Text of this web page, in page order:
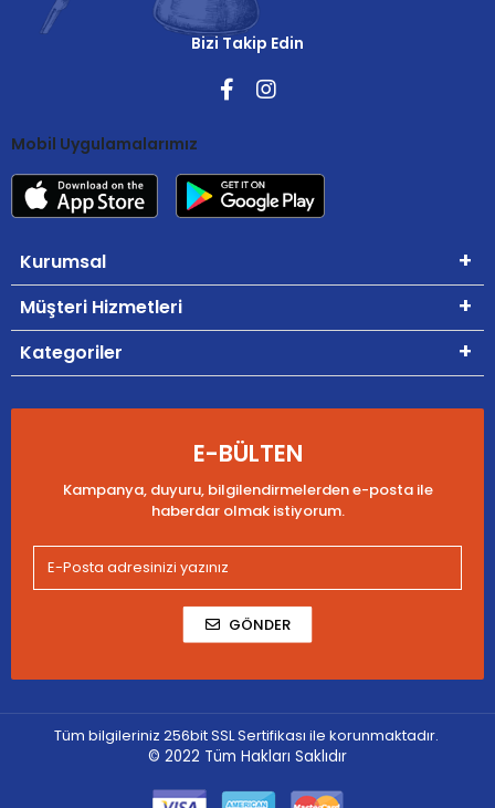
Bizi Takip Edin
Mobil Uygulamalarımız
Kurumsal
Müşteri Hizmetleri
Kategoriler
E-BÜLTEN
Kampanya, duyuru, bilgilendirmelerden e-posta ile
haberdar olmak istiyorum.
GÖNDER
Tüm bilgileriniz 256bit SSL Sertifikası ile korunmaktadır.
© 2022 Tüm Hakları Saklıdır